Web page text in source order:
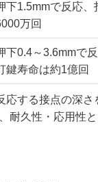
下1.5mmで反応、
万回
下0.4～3.6mmで
鍵寿命は約1億回
応する接点の深さ
耐久性・応用性